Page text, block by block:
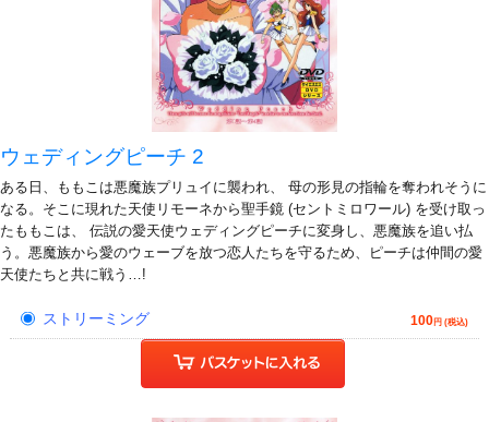
ウェディングピーチ 2
ある日、ももこは悪魔族プリュイに襲われ、 母の形見の指輪を奪われそうに
なる。そこに現れた天使リモーネから聖手鏡 (セントミロワール) を受け取っ
たももこは、 伝説の愛天使ウェディングピーチに変身し、悪魔族を追い払
う。悪魔族から愛のウェーブを放つ恋人たちを守るため、ピーチは仲間の愛
天使たちと共に戦う…!
ストリーミング 100円 (税込)